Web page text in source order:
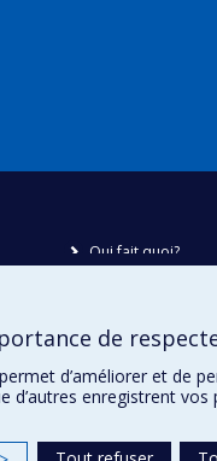
Qui fait quoi?
Plan du site
Accessibilité
de
d’améliorer et de
d’autres enregistrent